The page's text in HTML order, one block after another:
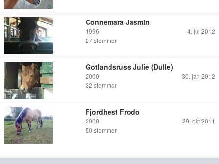
Connemara Jasmin
1996
4. jul 2012
27 stemmer
Gotlandsruss Julie (Dulle)
2000
30. jan 2012
32 stemmer
Fjordhest Frodo
2000
29. okt 2011
50 stemmer